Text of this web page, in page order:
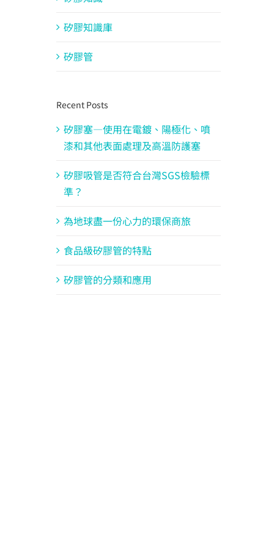
矽膠知識庫
矽膠管
Recent Posts
矽膠塞—使用在電鍍、陽極化、噴
漆和其他表面處理及高溫防護塞
矽膠吸管是否符合台灣SGS檢驗標
準？
為地球盡一份心力的環保商旅
食品級矽膠管的特點
矽膠管的分類和應用